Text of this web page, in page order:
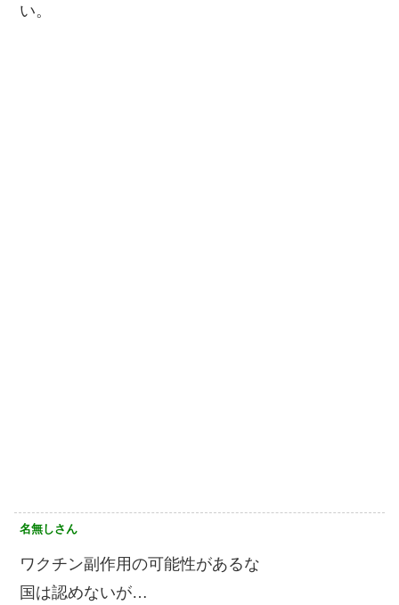
い。
名無しさん
ワクチン副作用の可能性があるな
国は認めないが…